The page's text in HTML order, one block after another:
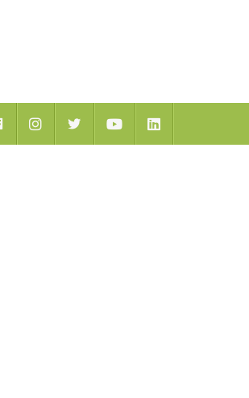
Facebook YoutubeLinkedIn